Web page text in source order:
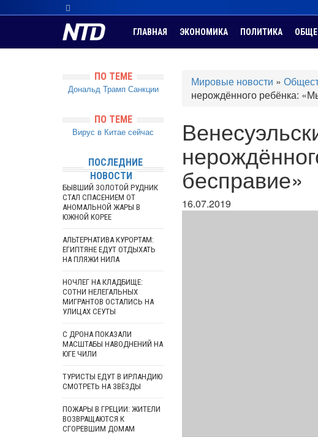
ГЛАВНАЯ ЭКОНОМИКА ПОЛИТИКА
Мировые новости »
нерождённого ребёнка:
бесправие»
16.07.2019
ПО ТЕМЕ
Дональд Трамп Санкции
ПО ТЕМЕ
Вирус в Китае сейчас
ПОСЛЕДНИЕ
НОВОСТИ
БЫВШИЙ ЗОЛОТОЙ РУДНИК
СТАЛ СПАСЕНИЕМ ОТ
АНОМАЛЬНОЙ ЖАРЫ В
ЮЖНОЙ КОРЕЕ
АЛЬТЕРНАТИВА КУРОРТАМ:
ЕГИПТЯНЕ ЕДУТ ОТДЫХАТЬ
НА ПЛЯЖИ НИЛА
НОЧЛЕГ НА КЛАДБИЩЕ:
СОТНИ НЕЛЕГАЛЬНЫХ
МИГРАНТОВ ОСТАЛИСЬ НА
УЛИЦАХ СЕУТЫ
С ДРОНА ПОКАЗАЛИ
МАСШТАБЫ НАВОДНЕНИЙ НА
ЮГЕ ЧИЛИ
ТУРИСТЫ ЕДУТ В ИРЛАНДИЮ
СМОТРЕТЬ НА ЗВЁЗДЫ
ПОЖАРЫ В ГРЕЦИИ: ЖИТЕЛИ
ВОЗВРАЩАЮТСЯ К
СГОРЕВШИМ ДОМАМ